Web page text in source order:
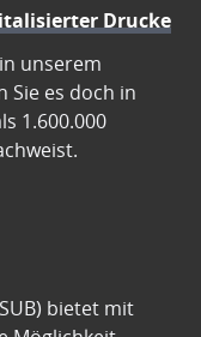
Drucke
unserem
Sie es doch in
1.600.000
bietet mit